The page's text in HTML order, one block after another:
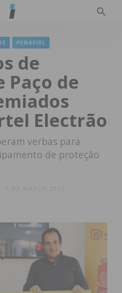
PENAFIEL
de
Paço de
Electrão
verbas para
de proteção
1 DE MARÇO 2023